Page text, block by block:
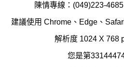
陳情專線：(049)223-
建議使用 Chrome、Edge、
解析度 1024 X 768
您是第